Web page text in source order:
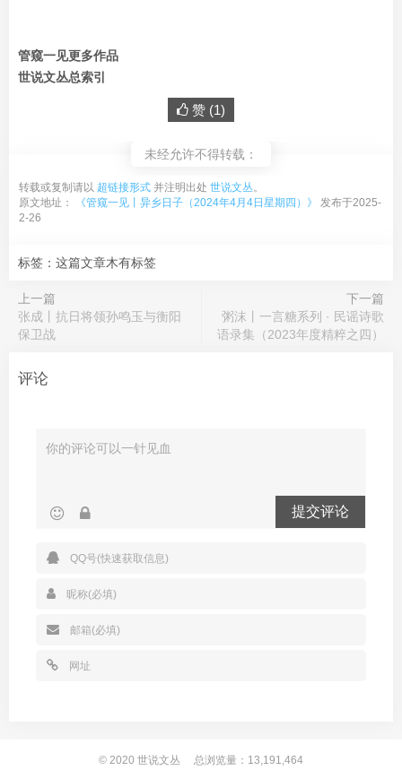
管窥一见更多作品
世说文丛总索引
赞 (1)
未经允许不得转载：
转载或复制请以 超链接形式 并注明出处 世说文丛。
原文地址：
《管窥一见丨异乡日子（2024年4月4日星期四）》
发布于2025-
2-26
标签：这篇文章木有标签
上一篇
张成丨抗日将领孙鸣玉与衡阳
保卫战
下一篇
粥沫丨一言糖系列 · 民谣诗歌
语录集（2023年度精粹之四）
评论
提交评论
© 2020 世说文丛 总浏览量：13,191,464